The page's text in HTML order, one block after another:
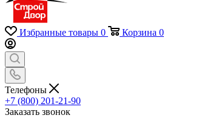
Избранные товары 0 Корзина 0
Телефоны
+7 (800) 201-21-90
Заказать звонок